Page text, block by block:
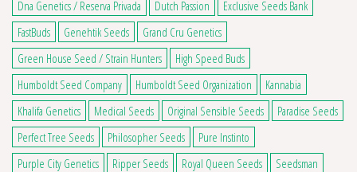
3 avis
Dna Genetics / Reserva Privada
Dutch Passion
Exclusive Seeds Bank
FastBuds
Genehtik Seeds
Grand Cru Genetics
Green House Seed / Strain Hunters
High Speed Buds
Humboldt Seed Company
Humboldt Seed Organization
Kannabia
Khalifa Genetics
Medical Seeds Original Sensible Seeds
Paradise Seeds
Perfect Tree Seeds
Philosopher Seeds
Pure Instinto
Purple City Genetics
Ripper Seeds Royal Queen Seeds
Seedsman